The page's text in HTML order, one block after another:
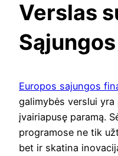
Verslas
Europos sajungos
galimybės verslui
įvairiapusę paramą.
programose ne tik
bet ir skatina